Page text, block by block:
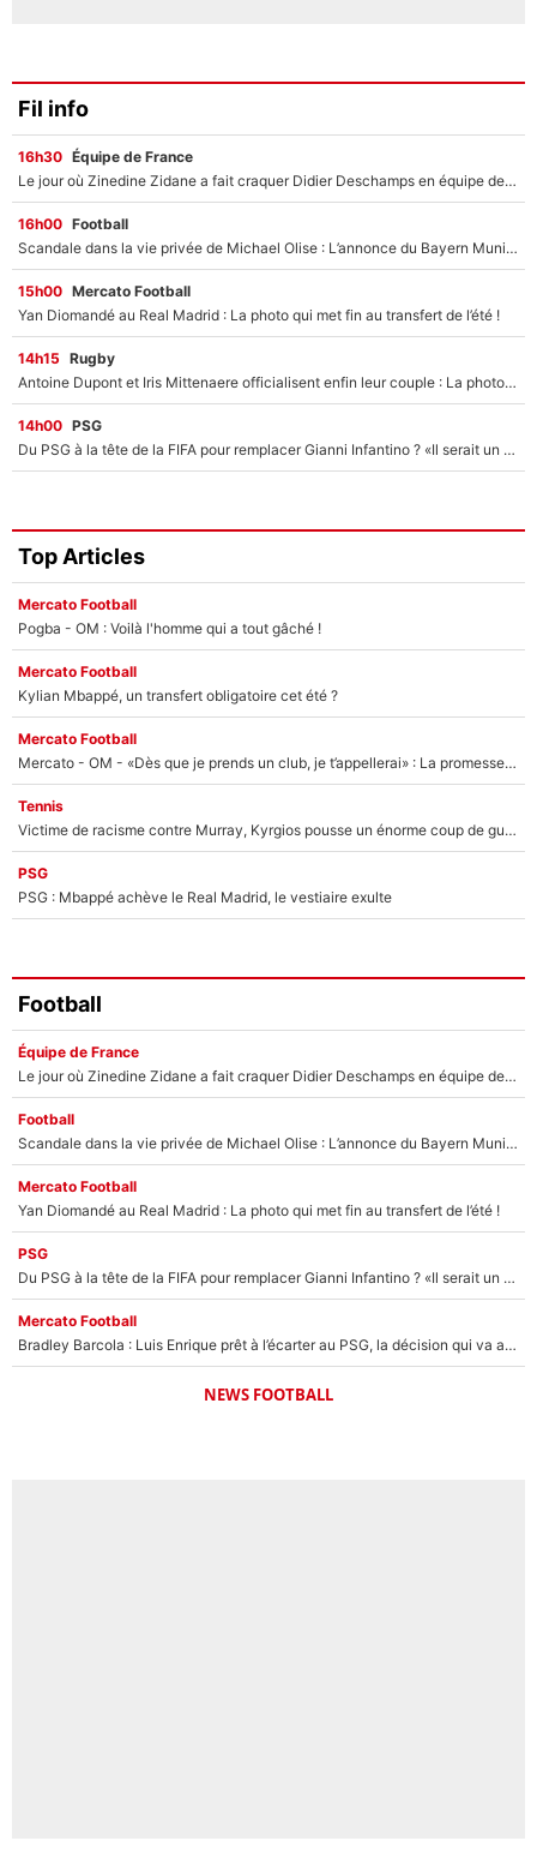
Fil info
16h30 Équipe de France
Le jour où Zinedine Zidane a fait craquer Didier Deschamps en équipe de France : «Je m’en suis voulu», l’ancien sélectionneur a regretté son geste !
16h00 Football
Scandale dans la vie privée de Michael Olise : L’annonce du Bayern Munich sur son enfant caché
15h00 Mercato Football
Yan Diomandé au Real Madrid : La photo qui met fin au transfert de l’été !
14h15 Rugby
Antoine Dupont et Iris Mittenaere officialisent enfin leur couple : La photo qui enflamme les réseaux sociaux
14h00 PSG
Du PSG à la tête de la FIFA pour remplacer Gianni Infantino ? «Il serait un mauvais président», le patron de la Liga s'attaque à Nasser Al-Khelaïfi !
Top Articles
Mercato Football
Pogba - OM : Voilà l'homme qui a tout gâché !
Mercato Football
Kylian Mbappé, un transfert obligatoire cet été ?
Mercato Football
Mercato - OM - «Dès que je prends un club, je t’appellerai» : La promesse de Marcelino au moment de claquer la porte
Tennis
Victime de racisme contre Murray, Kyrgios pousse un énorme coup de gueule !
PSG
PSG : Mbappé achève le Real Madrid, le vestiaire exulte
Football
Équipe de France
Le jour où Zinedine Zidane a fait craquer Didier Deschamps en équipe de France : «Je m’en suis voulu», l’ancien sélectionneur a regretté son geste !
Football
Scandale dans la vie privée de Michael Olise : L’annonce du Bayern Munich sur son enfant caché
Mercato Football
Yan Diomandé au Real Madrid : La photo qui met fin au transfert de l’été !
PSG
Du PSG à la tête de la FIFA pour remplacer Gianni Infantino ? «Il serait un mauvais président», le patron de la Liga s'attaque à Nasser Al-Khelaïfi !
Mercato Football
Bradley Barcola : Luis Enrique prêt à l’écarter au PSG, la décision qui va accélérer son transfert à Liverpool ?
NEWS FOOTBALL